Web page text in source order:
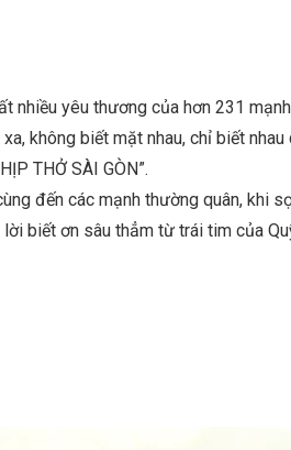
nhiều yêu thương của hơn 231
không biết mặt nhau, chỉ biết
THỞ SÀI GÒN”.
đến các mạnh thường quân, khi
biết ơn sâu thẳm từ trái tim của